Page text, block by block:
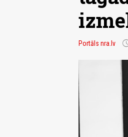
Portāls nra.lv